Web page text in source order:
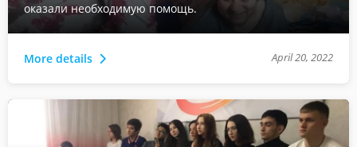
оказали необходимую помощь.
More details April 20, 2022